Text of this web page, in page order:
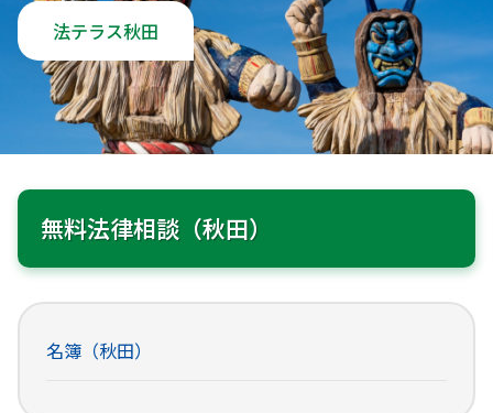
法テラス秋田
無料法律相談（秋田）
名簿（秋田）